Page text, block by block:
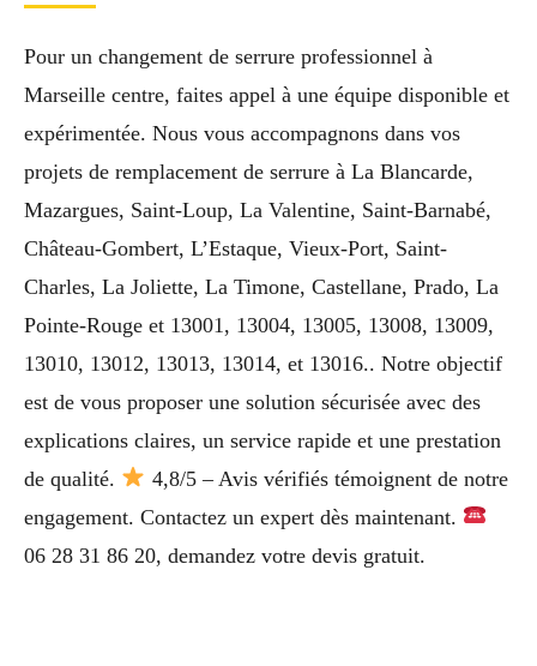
Pour un changement de serrure professionnel à
Marseille centre, faites appel à une équipe disponible et
expérimentée. Nous vous accompagnons dans vos
projets de remplacement de serrure à La Blancarde,
Mazargues, Saint-Loup, La Valentine, Saint-Barnabé,
Château-Gombert, L’Estaque, Vieux-Port, Saint-
Charles, La Joliette, La Timone, Castellane, Prado, La
Pointe-Rouge et 13001, 13004, 13005, 13008, 13009,
13010, 13012, 13013, 13014, et 13016.. Notre objectif
est de vous proposer une solution sécurisée avec des
explications claires, un service rapide et une prestation
de qualité.
4,8/5 – Avis vérifiés témoignent de notre
engagement. Contactez un expert dès maintenant.
06 28 31 86 20, demandez votre devis gratuit.